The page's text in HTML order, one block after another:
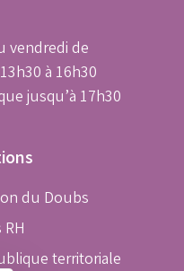
vendredi de
à 16h30
jusqu’à 17h30
du Doubs
territoriale